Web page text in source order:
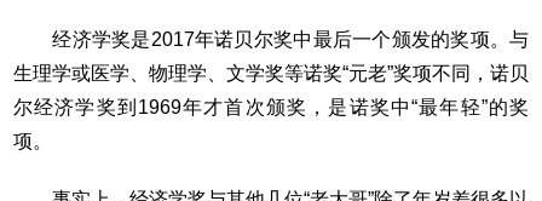
经济学奖是2017年诺贝尔奖中最后一个颁发的奖项。与
生理学或医学、物理学、文学奖等诺奖“元老”奖项不同，诺贝
尔经济学奖到1969年才首次颁奖，是诺奖中“最年轻”的奖
项。